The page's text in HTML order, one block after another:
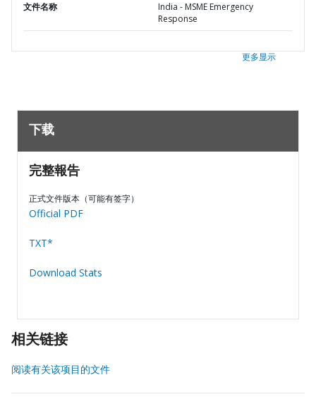
文件名称
India - MSME Emergency
Response
更多显示
下载
完整報告
正式文件版本（可能有签字）
Official PDF
TXT*
Download Stats
相关链接
阅读有关该项目的文件